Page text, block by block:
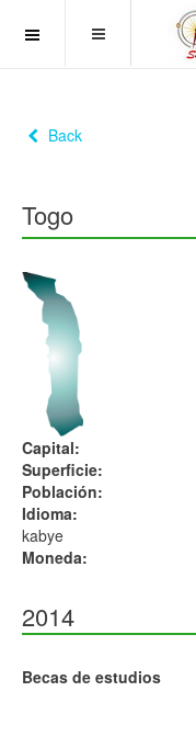
OFF CANVAS
Back
Togo
Capital:
Superficie:
Población:
Idioma:
kabye
Moneda:
2014
Becas de estudios